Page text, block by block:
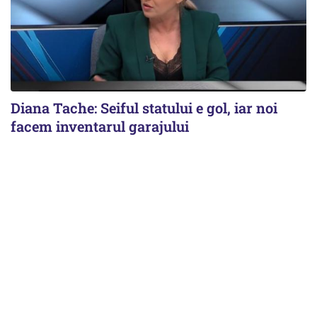
Diana Tache: Seiful statului e gol, iar noi
facem inventarul garajului